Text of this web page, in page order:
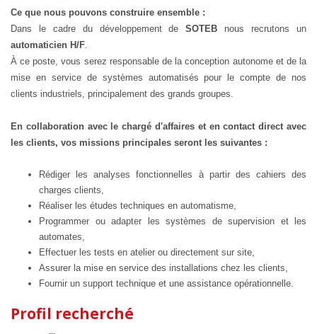
Ce que nous pouvons construire ensemble :
Dans le cadre du développement deSOTEB nous recrutons un
automaticien H/F.
À ce poste, vous serez responsable de la conception autonome et de la
mise en service de systèmes automatisés pour le compte de nos
clients industriels, principalement des grands groupes.
En collaboration avec le chargé d'affaires et en contact direct avec
les clients, vos missions principales seront les suivantes :
Rédiger les analyses fonctionnelles à partir des cahiers des
charges clients,
Réaliser les études techniques en automatisme,
Programmer ou adapter les systèmes de supervision et les
automates,
Effectuer les tests en atelier ou directement sur site,
Assurer la mise en service des installations chez les clients,
Fournir un support technique et une assistance opérationnelle.
Profil recherché